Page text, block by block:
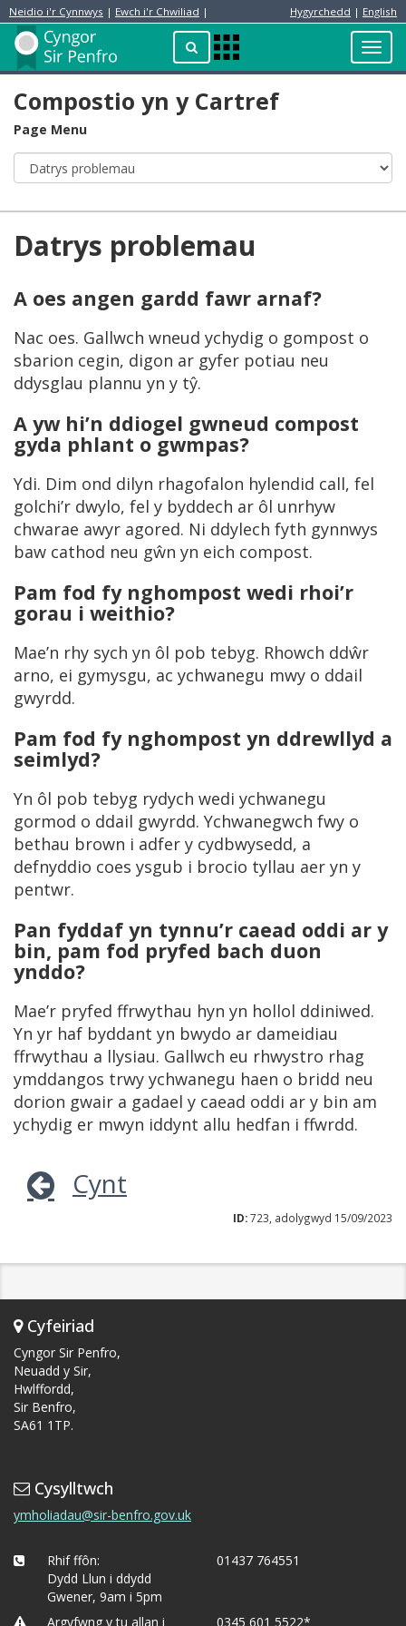
Neidio i'r Cynnwys | Ewch i'r Chwiliad | Hygyrchedd | English
ChwilioApps
Menu
Preswylydd
Compostio yn y Cartref
Page Menu
Datrys problemau
A oes angen gardd fawr arnaf?
Nac oes. Gallwch wneud ychydig o gompost o
sbarion cegin, digon ar gyfer potiau neu
ddysglau plannu yn y tŷ.
A yw hi’n ddiogel gwneud compost
gyda phlant o gwmpas?
Ydi. Dim ond dilyn rhagofalon hylendid call, fel
golchi’r dwylo, fel y byddech ar ôl unrhyw
chwarae awyr agored. Ni ddylech fyth gynnwys
baw cathod neu gŵn yn eich compost.
Pam fod fy nghompost wedi rhoi’r
gorau i weithio?
Mae’n rhy sych yn ôl pob tebyg. Rhowch ddŵr
arno, ei gymysgu, ac ychwanegu mwy o ddail
gwyrdd.
Pam fod fy nghompost yn ddrewllyd a
seimlyd?
Yn ôl pob tebyg rydych wedi ychwanegu
gormod o ddail gwyrdd. Ychwanegwch fwy o
bethau brown i adfer y cydbwysedd, a
defnyddio coes ysgub i brocio tyllau aer yn y
pentwr.
Pan fyddaf yn tynnu’r caead oddi ar y
bin, pam fod pryfed bach duon
ynddo?
Mae’r pryfed ffrwythau hyn yn hollol ddiniwed.
Yn yr haf byddant yn bwydo ar dameidiau
ffrwythau a llysiau. Gallwch eu rhwystro rhag
ymddangos trwy ychwanegu haen o bridd neu
dorion gwair a gadael y caead oddi ar y bin am
ychydig er mwyn iddynt allu hedfan i ffwrdd.
Cynt
ID:723, adolygwyd 15/09/2023
Cyfeiriad
Cyngor Sir Penfro,
Neuadd y Sir,
Hwlffordd,
Sir Benfro,
SA61 1TP.
Cysylltwch
ymholiadau@sir-benfro.gov.uk
Rhif ffôn:
Dydd Llun i ddydd
Gwener, 9am i 5pm
01437 764551
Argyfwng y tu allan i 0345 601 5522*